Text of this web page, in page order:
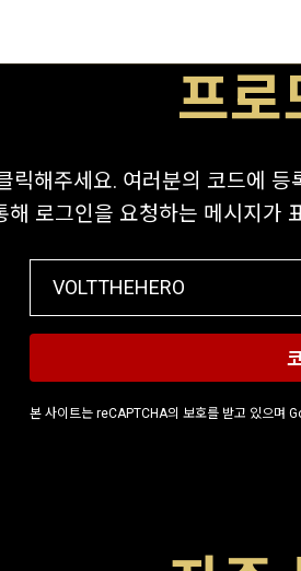
프로
해주세요. 여러분의 코드에
로그인을 요청하는 메시지가
본 사이트는 reCAPTCHA의 보호를 받고 있으며